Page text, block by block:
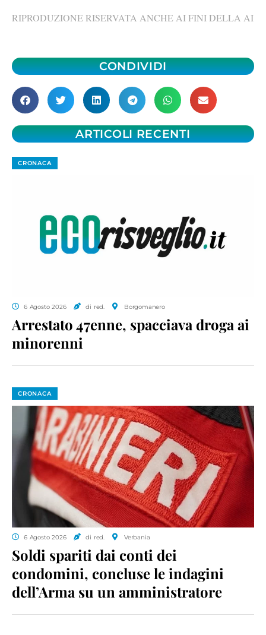
RIPRODUZIONE RISERVATA ANCHE AI FINI DELLA AI
CONDIVIDI
ARTICOLI RECENTI
CRONACA
6 Agosto 2026 di red. Borgomanero
Arrestato 47enne, spacciava droga ai
minorenni
CRONACA
6 Agosto 2026 di red. Verbania
Soldi spariti dai conti dei
condomini, concluse le indagini
dell’Arma su un amministratore